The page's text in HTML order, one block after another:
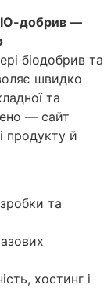
добрив —
біодобрив та
швидко
та
— сайт
продукту й
та
хостинг і